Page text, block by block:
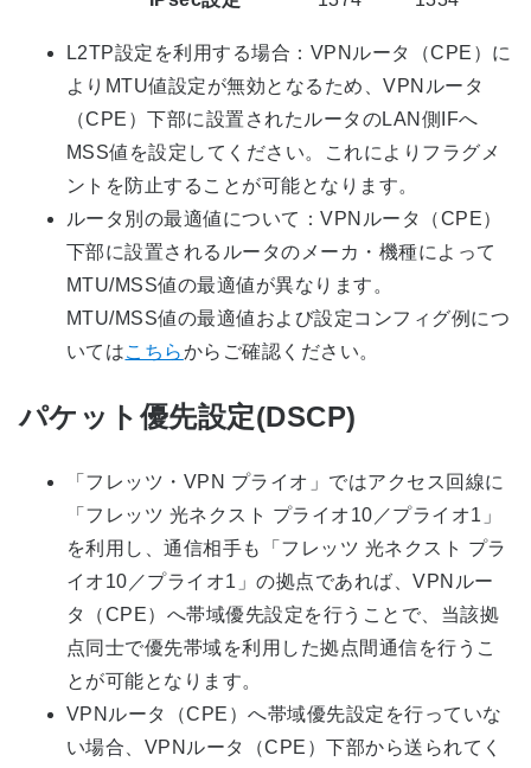
L2TP設定を利用する場合：VPNルータ（CPE）に
よりMTU値設定が無効となるため、VPNルータ
（CPE）下部に設置されたルータのLAN側IFへ
MSS値を設定してください。これによりフラグメ
ントを防止することが可能となります。
ルータ別の最適値について：VPNルータ（CPE）
下部に設置されるルータのメーカ・機種によって
MTU/MSS値の最適値が異なります。
MTU/MSS値の最適値および設定コンフィグ例につ
いてはこちらからご確認ください。
パケット優先設定(DSCP)
「フレッツ・VPN プライオ」ではアクセス回線に
「フレッツ 光ネクスト プライオ10／プライオ1」
を利用し、通信相手も「フレッツ 光ネクスト プラ
イオ10／プライオ1」の拠点であれば、VPNルー
タ（CPE）へ帯域優先設定を行うことで、当該拠
点同士で優先帯域を利用した拠点間通信を行うこ
とが可能となります。
VPNルータ（CPE）へ帯域優先設定を行っていな
い場合、VPNルータ（CPE）下部から送られてく